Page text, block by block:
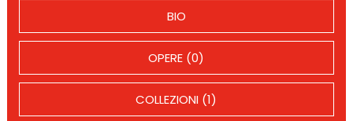
BIO
OPERE (0)
COLLEZIONI (1)